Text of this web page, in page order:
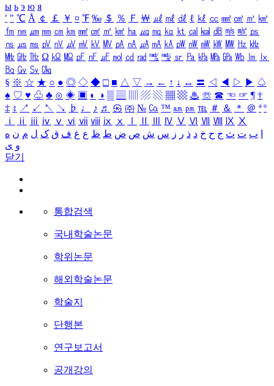
ы ь э ю я
′ ″ ℃ Å ￠ ￡ ￥ ¤ ℉ ‰ ＄ ％ Ｆ ￦ ㎕ ㎖ ㎗ ℓ ㎘ ㏄ ㎣ ㎤ ㎥ ㎦
㎙ ㎚ ㎛ ㎜ ㎝ ㎞ ㎟ ㎠ ㎡ ㎢ ㏊ ㎍ ㎎ ㎏ ㏏ ㎈ ㎉ ㏈ ㎧ ㎨ ㎰
㎱ ㎲ ㎳ ㎴ ㎵ ㎶ ㎷ ㎸ ㎹ ㎀ ㎁ ㎂ ㎃ ㎄ ㎺ ㎻ ㎽ ㎾ ㎿ ㎐ ㎑
㎒ ㎓ ㎔ Ω ㏀ ㏁ ㎊ ㎋ ㎌ ㏖ ㏅ ㎭ ㎮ ㎯ ㏛ ㎩ ㎪ ㎫ ㎬ ㏝ ㏐
㏓
㏃ ㏉ ㏜ ㏆
§ ※ ☆ ★ ○ ● ◎ ◇ ◆ □ ■ △ ▽ → ← ↑ ↓ ↔ 〓 ◁ ◀ ▷ ▶ ♤
♠ ♡ ♥ ♧ ♣ ⊙ ◈ ▣ ◐ ◑ ▒ ▤ ▨ ▧ ▦ ▩ ♨ ☏ ☎ ☜ ☞ ¶ †
‡ ↕ ↗ ↙ ↖ ↘ ♭ ♩ ♪ ♬ ㉿ ㈜ № ㏇ ™ ㏂ ㏘ ℡ ＃ ＆ ＊ ＠ ª º
ⅰ
ⅱ ⅲ ⅳ ⅴ ⅵ ⅶ ⅷ ⅸ ⅹ Ⅳ Ⅴ Ⅵ Ⅶ Ⅷ Ⅸ Ⅹ
ب ت ث ج ح خ د ذ ر ز س ش ص ض ط ظ ع غ ف ق ک ل م ن ه
و ی
닫기
통합검색
국내학술논문
학위논문
해외학술논문
학술지
단행본
연구보고서
공개강의